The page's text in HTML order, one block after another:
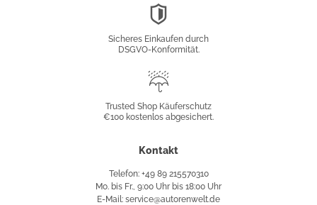
Sicheres Einkaufen durch
DSGVO-Konformität.
Käuferschutz
Trusted Shop Käuferschutz
€100 kostenlos abgesichert.
Kontakt
Telefon: +49 89 215570310
Mo. bis Fr., 9:00 Uhr bis 18:00 Uhr
E-Mail: service@autorenwelt.de